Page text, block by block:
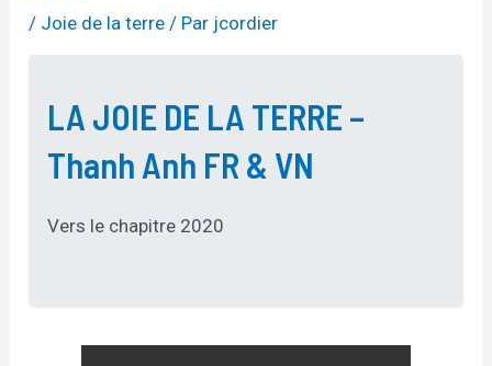
/ Joie de la terre / Par jcordier
LA JOIE DE LA TERRE –
Thanh Anh FR & VN
Vers le chapitre 2020